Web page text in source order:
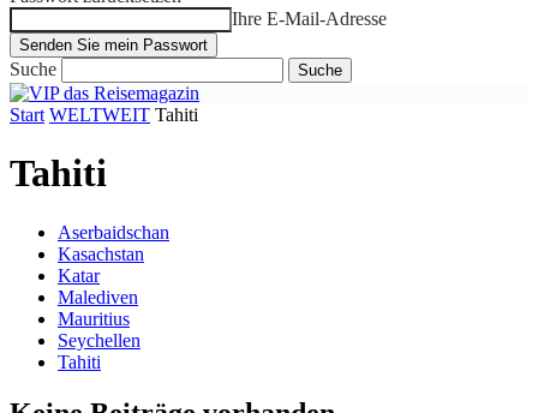
Ihre E-Mail-Adresse
Suche
Start WELTWEIT Tahiti
Tahiti
Aserbaidschan
Kasachstan
Katar
Malediven
Mauritius
Seychellen
Tahiti